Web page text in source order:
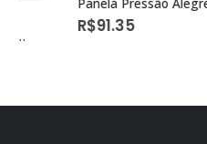
91.35